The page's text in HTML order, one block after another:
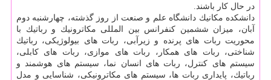
در حال كار باشند.
دانشكده مكانیك دانشگاه علم و صنعت از روز گذشته، چهارشنبه دوم
آبان، میزان ششمین كنفرانس بین المللی مكاترونیك و رباتیك با
محوریت ربات های پرنده و زیرآبی، ربات های بیولوژیكی، رباتیك
شناختی، ربات های همكار، ربات های موازی، ربات های كابلی،
سیستم های كنترل، ربات های انسان نما، سیستم های هوشمند و
رباتیك، پایداری ربات ها، سیستم های مكاترونیكی، شناسایی و مدل